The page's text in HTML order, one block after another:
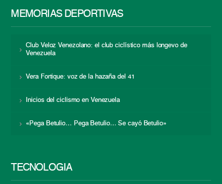
MEMORIAS DEPORTIVAS
Club Veloz Venezolano: el club ciclístico más longevo de
Venezuela
Vera Fortique: voz de la hazaña del 41
Inicios del ciclismo en Venezuela
«Pega Betulio… Pega Betulio… Se cayó Betulio»
TECNOLOGÍA